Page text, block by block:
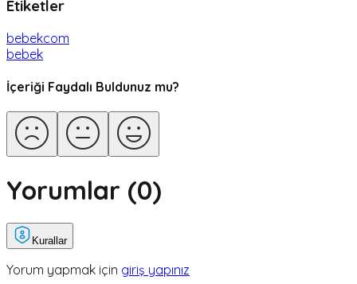
Etiketler
bebekcom
bebek
İçeriği Faydalı Buldunuz mu?
Yorumlar (0)
Kurallar
Yorum yapmak için giriş yapınız